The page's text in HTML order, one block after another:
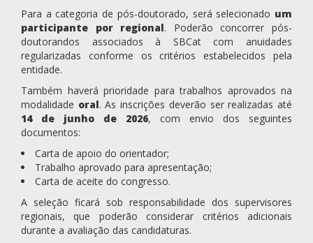
Para a categoria de pós-doutorado, será selecionado um
participante por regional. Poderão concorrer pós-
doutorandos associados à SBCat com anuidades
regularizadas conforme os critérios estabelecidos pela
entidade.
Também haverá prioridade para trabalhos aprovados na
modalidade oral. As inscrições deverão ser realizadas até
14 de junho de 2026, com envio dos seguintes
documentos:
Carta de apoio do orientador;
Trabalho aprovado para apresentação;
Carta de aceite do congresso.
A seleção ficará sob responsabilidade dos supervisores
regionais, que poderão considerar critérios adicionais
durante a avaliação das candidaturas.